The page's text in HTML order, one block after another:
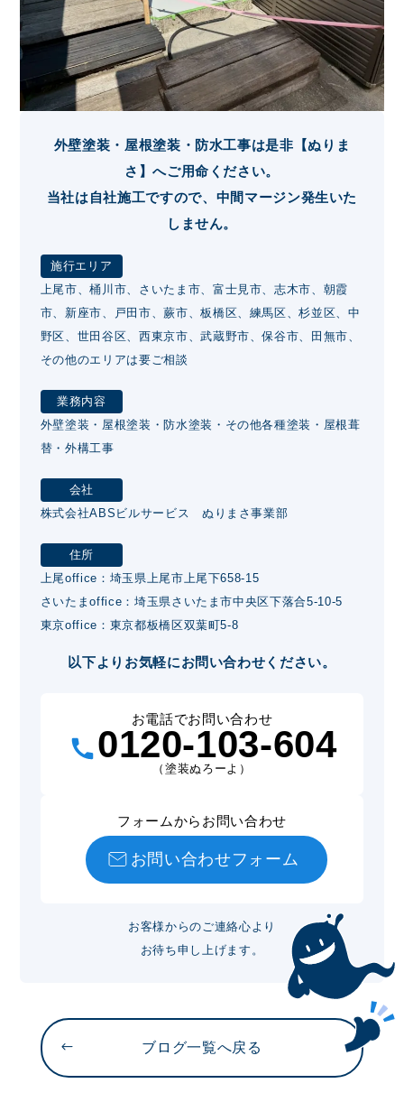
外壁塗装・屋根塗装・防水工事は是非【ぬりま
さ】へご用命ください。
当社は自社施工ですので、中間マージン発生いた
しません。
施行エリア
上尾市、桶川市、さいたま市、富士見市、志木市、朝霞
市、新座市、戸田市、蕨市、板橋区、練馬区、杉並区、中
野区、世田谷区、西東京市、武蔵野市、保谷市、田無市、
その他のエリアは要ご相談
業務内容
外壁塗装・屋根塗装・防水塗装・その他各種塗装・屋根葺
替・外構工事
会社
株式会社ABSビルサービス ぬりまさ事業部
住所
上尾office：埼玉県上尾市上尾下658-15
さいたまoffice：埼玉県さいたま市中央区下落合5-10-5
東京office：東京都板橋区双葉町5-8
以下よりお気軽にお問い合わせください。
お電話でお問い合わせ
0120-103-604
（塗装ぬろーよ）
フォームからお問い合わせ
お問い合わせフォーム
お客様からのご連絡心より
お待ち申し上げます。
ブログ一覧へ戻る